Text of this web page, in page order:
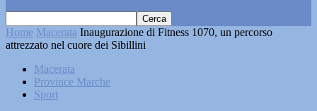
Home Macerata Inaugurazione di Fitness 1070, un percorso
attrezzato nel cuore dei Sibillini
Macerata
Province Marche
Sport